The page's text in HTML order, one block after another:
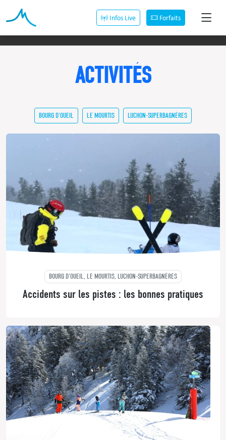
Infos Live Forfaits
ACTIVITÉS
BOURG D'OUEIL LE MOURTIS LUCHON-SUPERBAGNÈRES
BOURG D'OUEIL, LE MOURTIS, LUCHON-SUPERBAGNÈRES
Accidents sur les pistes : les bonnes pratiques